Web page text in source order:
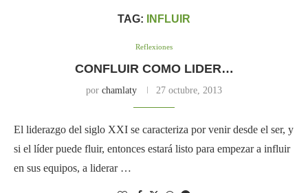
TAG: INFLUIR
Reflexiones
CONFLUIR COMO LIDER…
por chamlaty 27 octubre, 2013
El liderazgo del siglo XXI se caracteriza por venir desde el ser, y
si el líder puede fluir, entonces estará listo para empezar a influir
en sus equipos, a liderar …